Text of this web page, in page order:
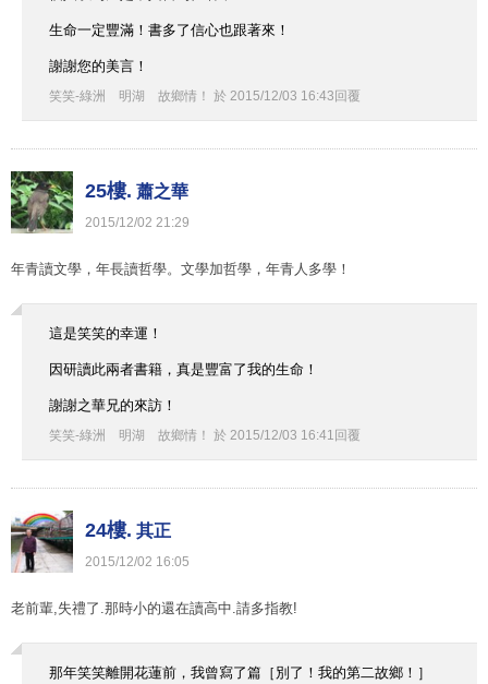
生命一定豐滿！書多了信心也跟著來！
謝謝您的美言！
笑笑-綠洲 明湖 故鄉情！ 於 2015/12/03 16:43 回覆
25樓. 蕭之華
2015/12/02 21:29
年青讀文學，年長讀哲學。文學加哲學，年青人多學！
這是笑笑的幸運！
因研讀此兩者書籍，真是豐富了我的生命！
謝謝之華兄的來訪！
笑笑-綠洲 明湖 故鄉情！ 於 2015/12/03 16:41 回覆
24樓. 其正
2015/12/02 16:05
老前輩,失禮了.那時小的還在讀高中.請多指教!
那年笑笑離開花蓮前，我曾寫了篇［別了！我的第二故鄉！］